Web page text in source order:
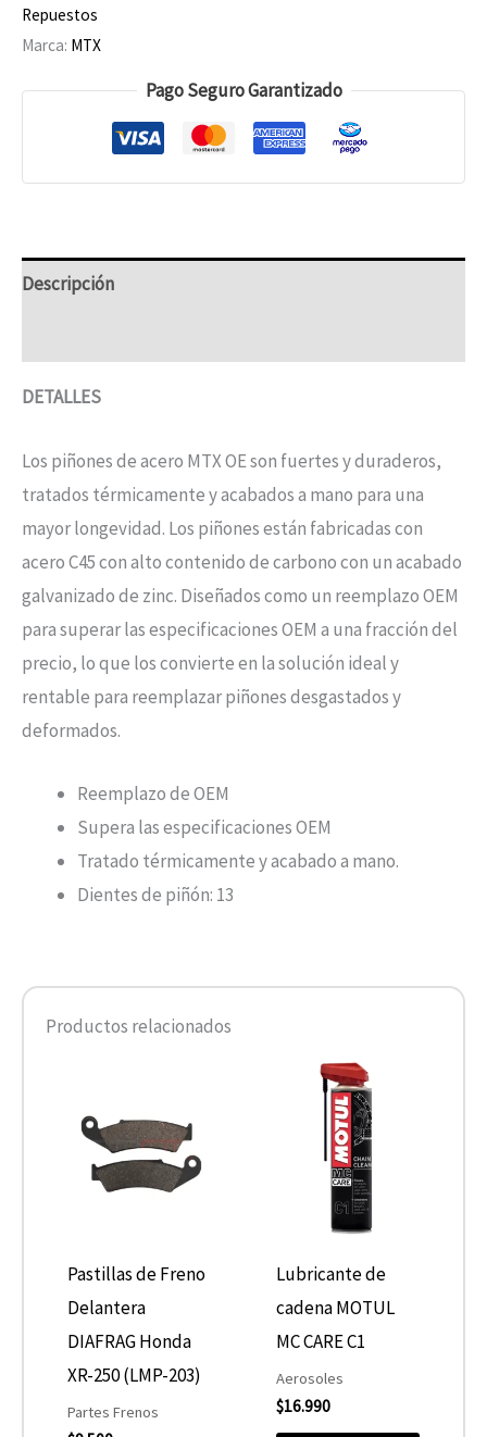
Repuestos
Marca: MTX
Pago Seguro Garantizado
Descripción
DETALLES
Los piñones de acero MTX OE son fuertes y duraderos,
tratados térmicamente y acabados a mano para una
mayor longevidad. Los piñones están fabricadas con
acero C45 con alto contenido de carbono con un acabado
galvanizado de zinc. Diseñados como un reemplazo OEM
para superar las especificaciones OEM a una fracción del
precio, lo que los convierte en la solución ideal y
rentable para reemplazar piñones desgastados y
deformados.
Reemplazo de OEM
Supera las especificaciones OEM
Tratado térmicamente y acabado a mano.
Dientes de piñón: 13
Productos relacionados
Pastillas de Freno
Delantera
DIAFRAG Honda
XR-250 (LMP-203)
Partes Frenos
Lubricante de
cadena MOTUL
MC CARE C1
Aerosoles
$16.990